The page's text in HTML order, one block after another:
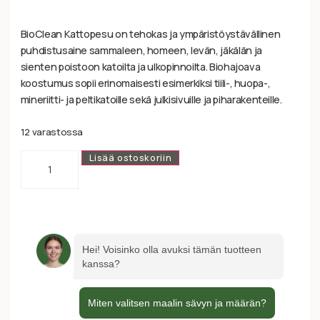
BioClean Kattopesu on tehokas ja ympäristöystävällinen
puhdistusaine sammaleen, homeen, levän, jäkälän ja
sienten poistoon katoilta ja ulkopinnoilta. Biohajoava
koostumus sopii erinomaisesti esimerkiksi tiili-, huopa-,
mineriitti- ja peltikatoille sekä julkisivuille ja piharakenteille.
12 varastossa
Lisää ostoskoriin